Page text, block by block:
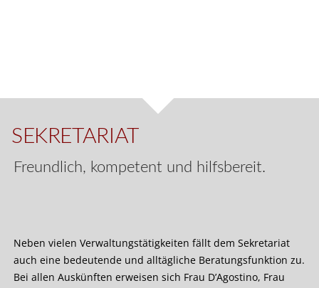
SEKRETARIAT
Freundlich, kompetent und hilfsbereit.
Neben vielen Verwaltungstätigkeiten fällt dem Sekretariat
auch eine bedeutende und alltägliche Beratungsfunktion zu.
Bei allen Auskünften erweisen sich Frau D’Agostino, Frau